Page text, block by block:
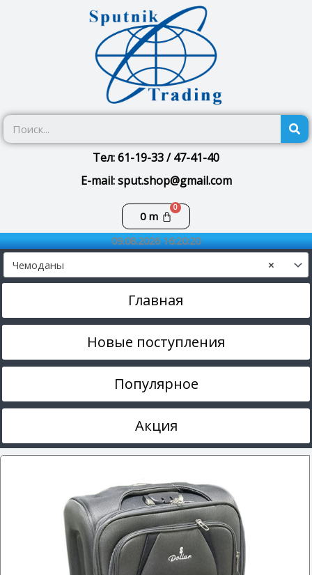
Тел: 61-19-33 / 47-41-40
E-mail: sput.shop@gmail.com
0m
Корзина
09.08.2026 16:20:20
×
Чемоданы
Главная
Новые поступления
Популярное
Акция